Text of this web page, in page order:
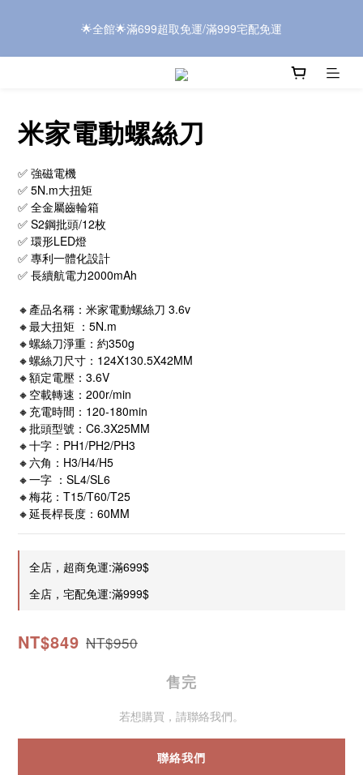
開立。請依隨貨附上的小卡指示自行領取即可。
米家電動螺絲刀
✅ 強磁電機
✅ 5N.m大扭矩
✅ 全金屬齒輪箱
✅ S2鋼批頭/12枚
✅ 環形LED燈
✅ 專利一體化設計
✅ 長續航電力2000mAh
🔸產品名稱：米家電動螺絲刀 3.6v
🔸最大扭矩 ：5N.m
🔸螺絲刀淨重：約350g
🔸螺絲刀尺寸：124X130.5X42MM
🔸額定電壓：3.6V
🔸空載轉速：200r/min
🔸充電時間：120-180min
🔸批頭型號：C6.3X25MM
🔸十字：PH1/PH2/PH3
🔸六角：H3/H4/H5
🔸一字 ：SL4/SL6
🔸梅花：T15/T60/T25
🔸延長桿長度：60MM
全店，超商免運:滿699$
全店，宅配免運:滿999$
NT$849 NT$950
售完
若想購買，請聯絡我們。
聯絡我們